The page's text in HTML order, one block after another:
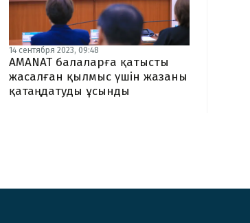
14 сентября 2023, 09:48
AMANAT балаларға қатысты
жасалған қылмыс үшін жазаны
қатаңдатуды ұсынды